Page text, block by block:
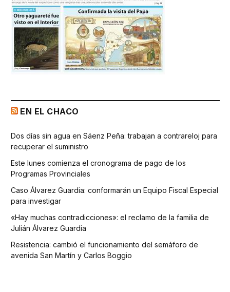
EN EL CHACO
Dos días sin agua en Sáenz Peña: trabajan a contrareloj para
recuperar el suministro
Este lunes comienza el cronograma de pago de los
Programas Provinciales
Caso Álvarez Guardia: conformarán un Equipo Fiscal Especial
para investigar
«Hay muchas contradicciones»: el reclamo de la familia de
Julián Álvarez Guardia
Resistencia: cambió el funcionamiento del semáforo de
avenida San Martín y Carlos Boggio